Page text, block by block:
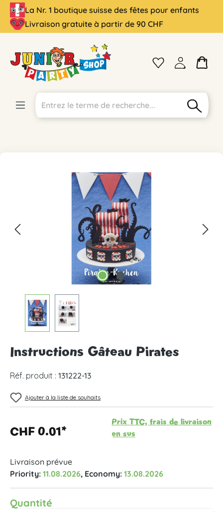
principal
La Nr. 1 boutique suisse des fêtes pour enfants
Livraison gratuite à partir de 90 CHF
Ignorer la galerie d'images
Instructions Gâteau Pirates
Réf. produit : 131222-13
Ajouter à la liste de souhaits
CHF 0.01*
Prix TTC, frais de livraison
en sus
Livraison prévue
Priority: 11.08.2026, Economy: 13.08.2026
Quantité